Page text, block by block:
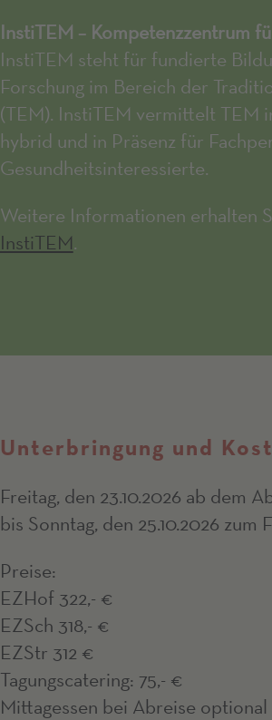
InstiTEM – Kompetenzzentrum
InstiTEM steht für fundierte
Forschung im Bereich der
(TEM). InstiTEM vermittelt TEM
hybrid und in Präsenz für
Gesundheitsinteressierte.
Weitere Informationen erhalten
InstiTEM.
Unterbringung und
Freitag, den 23.10.2026 ab dem
bis Sonntag, den 25.10.2026 zum
Preise:
EZHof 322,- €
EZSch 318,- €
EZStr 312 €
Tagungscatering: 75,- €
Mittagessen bei Abreise optional